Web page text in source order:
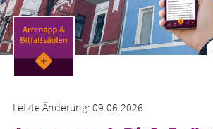
Letzte Änderung: 09.06.2026